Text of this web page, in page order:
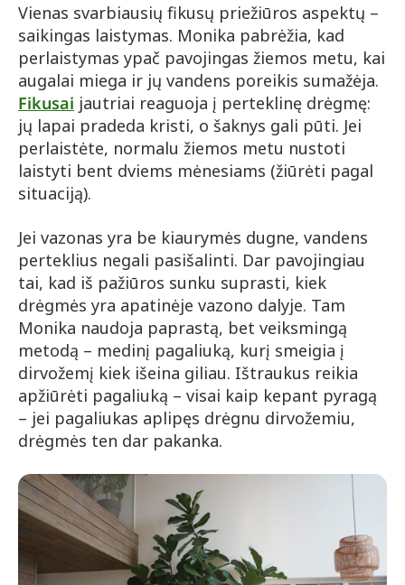
Vienas svarbiausių fikusų priežiūros aspektų –
saikingas laistymas. Monika pabrėžia, kad
perlaistymas ypač pavojingas žiemos metu, kai
augalai miega ir jų vandens poreikis sumažėja.
Fikusai jautriai reaguoja į perteklinę drėgmę:
jų lapai pradeda kristi, o šaknys gali pūti. Jei
perlaistėte, normalu žiemos metu nustoti
laistyti bent dviems mėnesiams (žiūrėti pagal
situaciją).
Jei vazonas yra be kiaurymės dugne, vandens
perteklius negali pasišalinti. Dar pavojingiau
tai, kad iš pažiūros sunku suprasti, kiek
drėgmės yra apatinėje vazono dalyje. Tam
Monika naudoja paprastą, bet veiksmingą
metodą – medinį pagaliuką, kurį smeigia į
dirvožemį kiek išeina giliau. Ištraukus reikia
apžiūrėti pagaliuką – visai kaip kepant pyragą
– jei pagaliukas aplipęs drėgnu dirvožemiu,
drėgmės ten dar pakanka.